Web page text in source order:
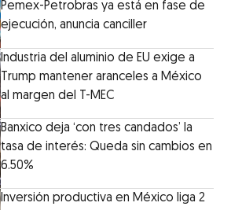
Pemex-Petrobras ya está en fase de
ejecución, anuncia canciller
Industria del aluminio de EU exige a
Trump mantener aranceles a México
al margen del T-MEC
Banxico deja ‘con tres candados’ la
tasa de interés: Queda sin cambios en
6.50%
Inversión productiva en México liga 2